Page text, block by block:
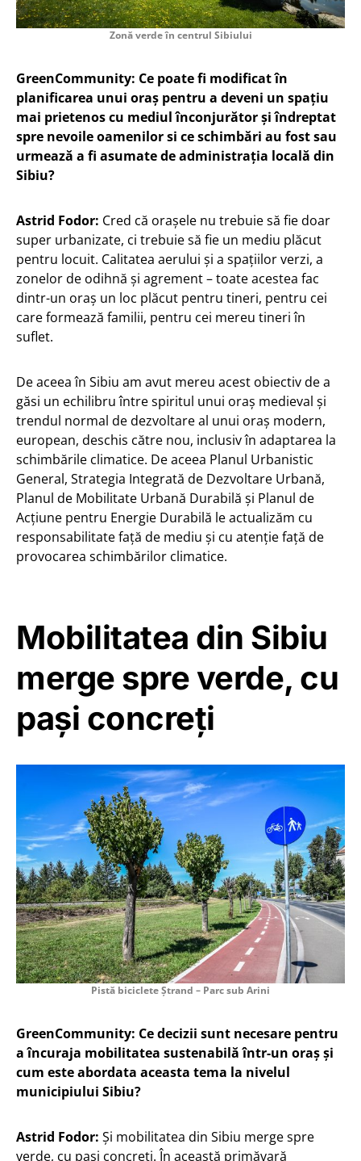
Zonă verde în centrul Sibiului
GreenCommunity: Ce poate fi modificat în
planificarea unui oraș pentru a deveni un spațiu
mai prietenos cu mediul înconjurător și îndreptat
spre nevoile oamenilor si ce schimbări au fost sau
urmează a fi asumate de administrația locală din
Sibiu?
Astrid Fodor: Cred că orașele nu trebuie să fie doar
super urbanizate, ci trebuie să fie un mediu plăcut
pentru locuit. Calitatea aerului și a spațiilor verzi, a
zonelor de odihnă și agrement – toate acestea fac
dintr-un oraș un loc plăcut pentru tineri, pentru cei
care formează familii, pentru cei mereu tineri în
suflet.
De aceea în Sibiu am avut mereu acest obiectiv de a
găsi un echilibru între spiritul unui oraș medieval și
trendul normal de dezvoltare al unui oraș modern,
european, deschis către nou, inclusiv în adaptarea la
schimbările climatice. De aceea Planul Urbanistic
General, Strategia Integrată de Dezvoltare Urbană,
Planul de Mobilitate Urbană Durabilă și Planul de
Acțiune pentru Energie Durabilă le actualizăm cu
responsabilitate față de mediu și cu atenție față de
provocarea schimbărilor climatice.
Mobilitatea din Sibiu
merge spre verde, cu
pași concreți
Pistă biciclete Ștrand – Parc sub Arini
GreenCommunity: Ce decizii sunt necesare pentru
a încuraja mobilitatea sustenabilă într-un oraș și
cum este abordata aceasta tema la nivelul
municipiului Sibiu?
Astrid Fodor: Și mobilitatea din Sibiu merge spre
verde, cu pași concreți. În această primăvară